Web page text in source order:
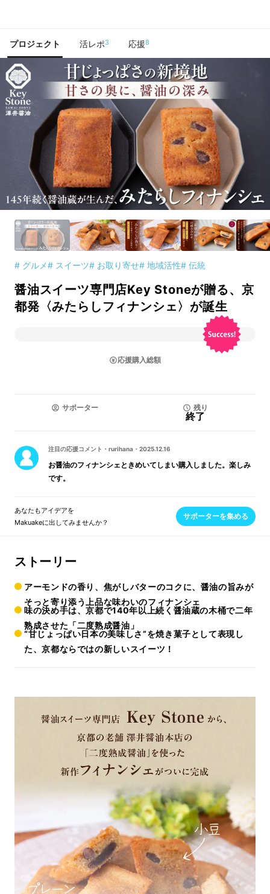
プロジェクト 活レポ3 応援8
# グルメ# スイーツ# お取り寄せ# 地域活性# 伝統
醤油スイーツ専門店Key Stoneが贈る、京
都発〈みたらしフィナンシェ〉が誕生
応援購入総額
サポーター 残り
終了
注目の応援コメント ・ rurihana ・ 2025.12.16
お醤油のフィナンシェときめいてしまい購入しました。楽しみ
です。
あなたもアイデアを
Makuakeに出してみませんか？
サポーターを集める
ストーリー
アーモンドの香り、焦がしバターのコクに、醤油の旨みが
そっと寄り添う上品な味わいのフィナンシェ
味の決め手は、京都で140年以上続く醤油蔵の木桶で二年
熟成させた「二度熟成醤油」
“甘じょっぱい日本の美味しさ”を焼き菓子として表現し
た、京都ならではの新しいスイーツ！